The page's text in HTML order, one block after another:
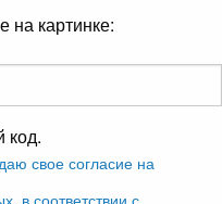
на картинке:
код.
свое согласие на
в соответствии с